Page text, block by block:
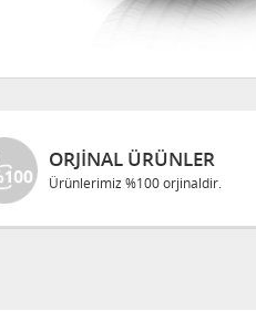
ORJINAL ÜRÜNLER
Ürünlerimiz %100 orjinaldir.